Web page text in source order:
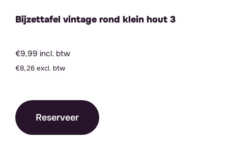
Bijzettafel vintage rond klein hout 3
€9,99 incl. btw
€8,26 excl. btw
Reserveer